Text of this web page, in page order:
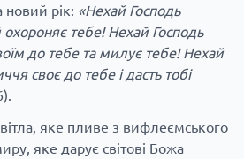
новий рік: «Нехай Господь
тебе! Нехай Господь
до тебе та милує тебе! Нехай
своє до тебе і дасть тобі
яке пливе з вифлеємського
яке дарує світові Божа